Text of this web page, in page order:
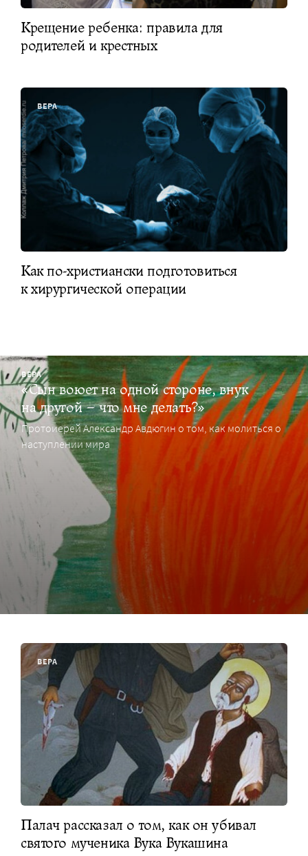
Крещение ребенка: правила для
родителей и крестных
ВЕРА
Как по-христиански подготовиться
к хирургической операции
ВЕРА
«Сын воюет на одной стороне, внук
на другой – что мне делать?»
Протоиерей Александр Авдюгин о том, как молиться о
наступлении мира
ВЕРА
Палач рассказал о том, как он убивал
святого мученика Вука Вукашина